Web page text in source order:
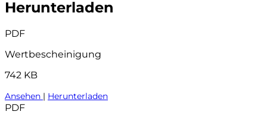
Herunterladen
PDF
Wertbescheinigung
742 KB
Ansehen | Herunterladen
PDF